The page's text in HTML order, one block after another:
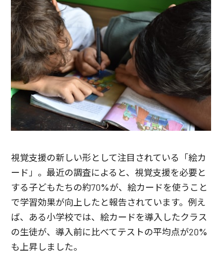
視覚支援の新しい形として注目されている「絵カ
ード」。最近の調査によると、視覚支援を必要と
する子どもたちの約70%が、絵カードを使うこと
で学習効果が向上したと報告されています。例え
ば、ある小学校では、絵カードを導入したクラス
の生徒が、導入前に比べてテストの平均点が20%
も上昇しました。